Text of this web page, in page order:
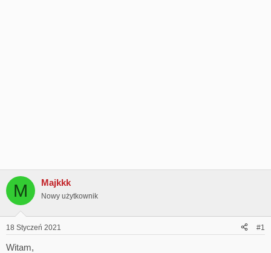
M Majkkk
Nowy użytkownik
18 Styczeń 2021 #1
Witam,